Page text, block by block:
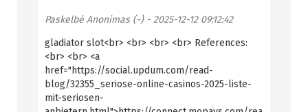
Paskelbė Anonimas (-)- 2025-12-12 09:12:42
gladiator slot<br> <br> <br> <br> References:
<br> <br> <a
href="https://social.updum.com/read-
blog/32355_seriose-online-casinos-2025-liste-
mit-seriosen-